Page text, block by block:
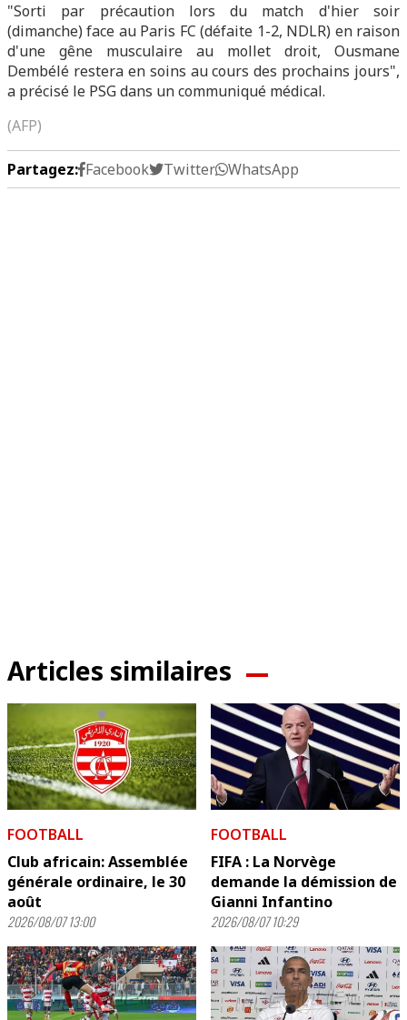
"Sorti par précaution lors du match d'hier soir
(dimanche) face au Paris FC (défaite 1-2, NDLR) en raison
d'une gêne musculaire au mollet droit, Ousmane
Dembélé restera en soins au cours des prochains jours",
a précisé le PSG dans un communiqué médical.
(AFP)
Partagez: Facebook Twitter WhatsApp
Articles similaires
FOOTBALL
Club africain: Assemblée
générale ordinaire, le 30
août
2026/08/07 13:00
FOOTBALL
FIFA : La Norvège
demande la démission de
Gianni Infantino
2026/08/07 10:29